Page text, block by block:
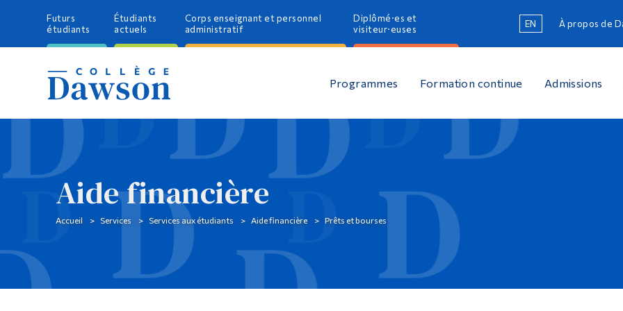
Futurs
étudiants
Étudiants
actuels
Corps enseignant et personnel
administratif
Diplômé·es et
visiteur·euses
EN À propos de
Programmes Formation continue Admissions
Aide financière
Accueil Services Services aux étudiants Aide financière Prêts et bourses